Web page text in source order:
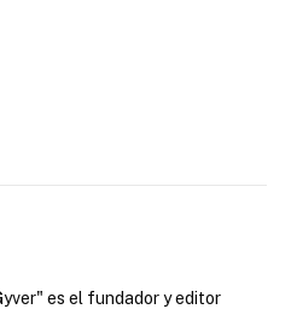
es el fundador y editor